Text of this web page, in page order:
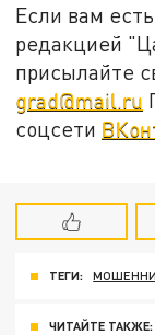
Если вам
редакцией
присылайте
grad@mail.ru
соцсети
ТЕГИ:
ЧИТАЙТЕ ТАКЖЕ: